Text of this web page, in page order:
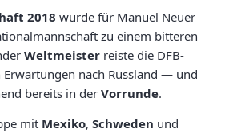
2018 wurde für Manuel Neuer
zu einem bitteren
Weltmeister reiste die DFB-
nach Russland — und
bereits in der Vorrunde.
mit Mexiko, Schweden und